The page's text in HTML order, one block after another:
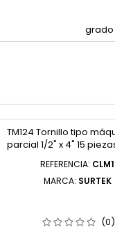
grado
REFERENCIA: CLM1
MARCA: SURTEK
(0)